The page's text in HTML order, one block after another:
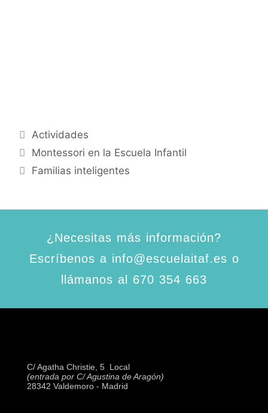
Actividades
Montessori en la Escuela Infantil
Familias inteligentes
¿Necesitas más información?
Escríbenos a info@escuelaitaf.es o
llámanos al 670 354 663
C/ Agatha Christie, 5  Local
(entrada por C/ Agustina de Aragón)
28342 Valdemoro - Madrid